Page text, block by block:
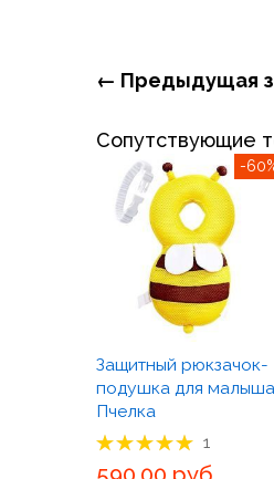
← Предыдущая
Сопутствующие
-
Защитный рюкзачок-
подушка для малыша
Пчелка
Рейтинг товара:
100%
1